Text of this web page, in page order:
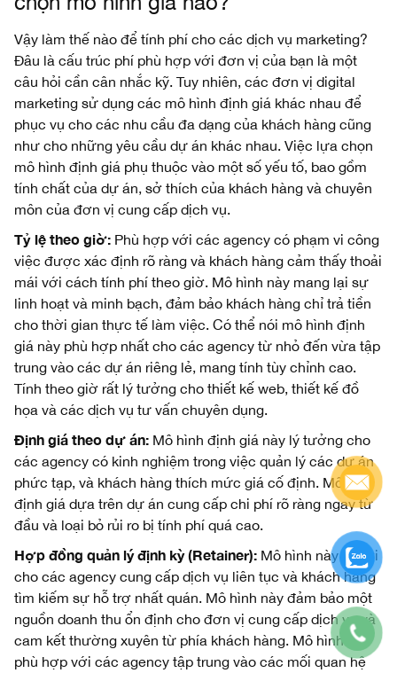
Vậy làm thế nào để tính phí cho các dịch vụ marketing?
Đâu là cấu trúc phí phù hợp với đơn vị của bạn là một
câu hỏi cần cân nhắc kỹ. Tuy nhiên, các đơn vị digital
marketing sử dụng các mô hình định giá khác nhau để
phục vụ cho các nhu cầu đa dạng của khách hàng cũng
như cho những yêu cầu dự án khác nhau. Việc lựa chọn
mô hình định giá phụ thuộc vào một số yếu tố, bao gồm
tính chất của dự án, sở thích của khách hàng và chuyên
môn của đơn vị cung cấp dịch vụ.
Tỷ lệ theo giờ: Phù hợp với các agency có phạm vi công
việc được xác định rõ ràng và khách hàng cảm thấy thoải
mái với cách tính phí theo giờ. Mô hình này mang lại sự
linh hoạt và minh bạch, đảm bảo khách hàng chỉ trả tiền
cho thời gian thực tế làm việc. Có thể nói mô hình định
giá này phù hợp nhất cho các agency từ nhỏ đến vừa tập
trung vào các dự án riêng lẻ, mang tính tùy chỉnh cao.
Tính theo giờ rất lý tưởng cho thiết kế web, thiết kế đồ
họa và các dịch vụ tư vấn chuyên dụng.
Định giá theo dự án: Mô hình định giá này lý tưởng cho
các agency có kinh nghiệm trong việc quản lý các dự án
phức tạp, và khách hàng thích mức giá cố định. Mô hình
định giá dựa trên dự án cung cấp chi phí rõ ràng ngay từ
đầu và loại bỏ rủi ro bị tính phí quá cao.
Hợp đồng quản lý định kỳ (Retainer): Mô hình này có lợi
cho các agency cung cấp dịch vụ liên tục và khách hàng
tìm kiếm sự hỗ trợ nhất quán. Mô hình này đảm bảo một
nguồn doanh thu ổn định cho đơn vị cung cấp dịch vụ và
cam kết thường xuyên từ phía khách hàng. Mô hình này
phù hợp với các agency tập trung vào các mối quan hệ